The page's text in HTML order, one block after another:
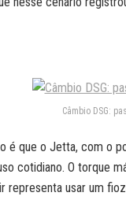
Câmbio DSG:
é que o Jetta, com o
cotidiano. O torque
representa usar um